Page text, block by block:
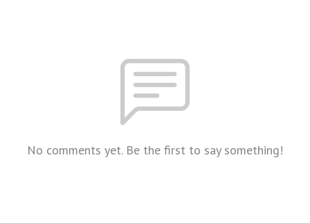
No comments yet. Be the first to say something!